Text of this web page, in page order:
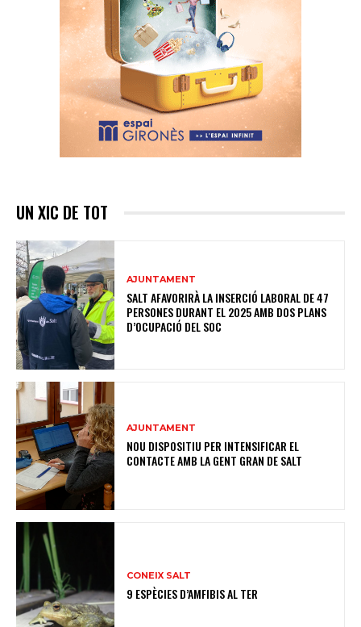
UN XIC DE TOT
AJUNTAMENT
SALT AFAVORIRÀ LA INSERCIÓ LABORAL DE 47
PERSONES DURANT EL 2025 AMB DOS PLANS
D’OCUPACIÓ DEL SOC
AJUNTAMENT
NOU DISPOSITIU PER INTENSIFICAR EL
CONTACTE AMB LA GENT GRAN DE SALT
CONEIX SALT
9 ESPÈCIES D’AMFIBIS AL TER